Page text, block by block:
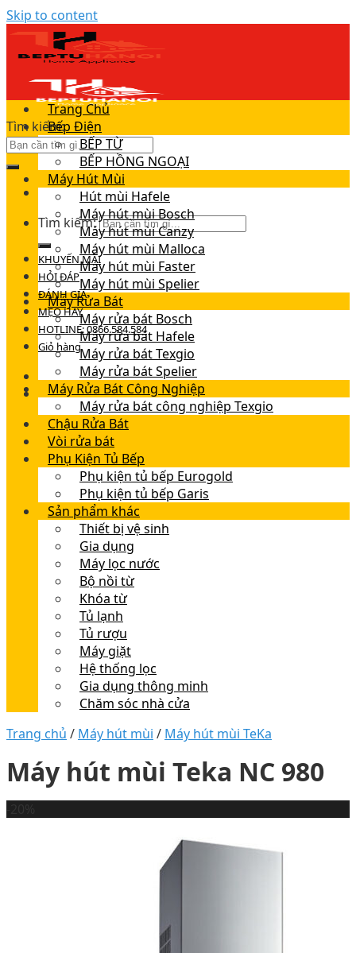
Skip to content
Tìm kiếm:
Tìm kiếm:
KHUYẾN MÃI
HỎI ĐÁP
ĐÁNH GIÁ
MẸO HAY
HOTLINE: 0866.584.584
Giỏ hàng
Trang Chủ
Bếp Điện
BẾP TỪ
BẾP HỒNG NGOẠI
Máy Hút Mùi
Hút mùi Hafele
Máy hút mùi Bosch
Máy hút mùi Canzy
Máy hút mùi Malloca
Máy hút mùi Faster
Máy hút mùi Spelier
Máy Rửa Bát
Máy rửa bát Bosch
Máy rửa bát Hafele
Máy rửa bát Texgio
Máy rửa bát Spelier
Máy Rửa Bát Công Nghiệp
Máy rửa bát công nghiệp Texgio
Chậu Rửa Bát
Vòi rửa bát
Phụ Kiện Tủ Bếp
Phụ kiện tủ bếp Eurogold
Phụ kiện tủ bếp Garis
Sản phẩm khác
Thiết bị vệ sinh
Gia dụng
Máy lọc nước
Bộ nồi từ
Khóa từ
Tủ lạnh
Tủ rượu
Máy giặt
Hệ thống lọc
Gia dụng thông minh
Chăm sóc nhà cửa
Trang chủ / Máy hút mùi / Máy hút mùi TeKa
Máy hút mùi Teka NC 980